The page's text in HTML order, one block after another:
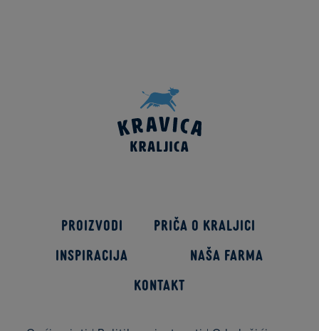
Proizvodi
Priča o kraljici
Inspiracija
Naša farma
Kontakt